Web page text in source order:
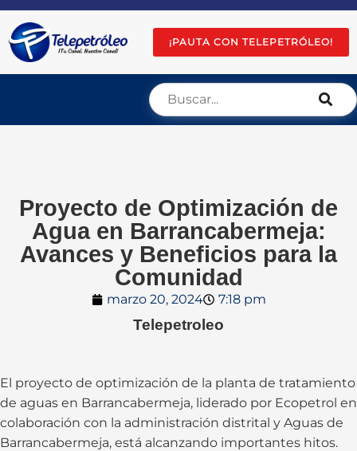
¡PAUTA CON TELEPETRÓLEO!
Proyecto de Optimización de
Agua en Barrancabermeja:
Avances y Beneficios para la
Comunidad
marzo 20, 2024 7:18 pm
Telepetroleo
El proyecto de optimización de la planta de tratamiento
de aguas en Barrancabermeja, liderado por Ecopetrol en
colaboración con la administración distrital y Aguas de
Barrancabermeja, está alcanzando importantes hitos.